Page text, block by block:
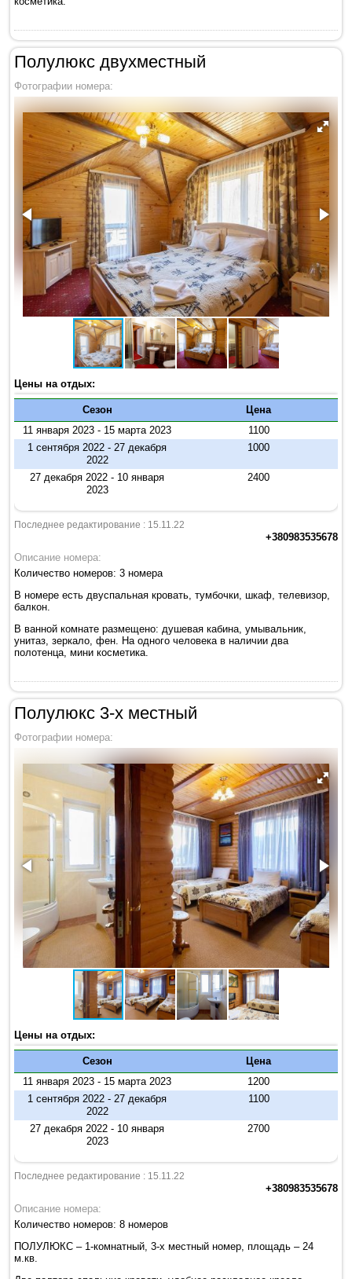
Полулюкс двухместный
Фотографии номера:
Цены на отдых:
Сезон
Цена
11 января 2023 - 15 марта 2023
1100
1 сентября 2022 - 27 декабря
2022
1000
27 декабря 2022 - 10 января
2023
2400
Последнее редактирование : 15.11.22
+380983535678
Описание номера:
Количество номеров: 3 номера
В номере есть двуспальная кровать, тумбочки, шкаф, телевизор,
балкон.
В ванной комнате размещено: душевая кабина, умывальник,
унитаз, зеркало, фен. На одного человека в наличии два
полотенца, мини косметика.
Полулюкс 3-х местный
Фотографии номера:
Цены на отдых:
Сезон
Цена
11 января 2023 - 15 марта 2023
1200
1 сентября 2022 - 27 декабря
2022
1100
27 декабря 2022 - 10 января
2023
2700
Последнее редактирование : 15.11.22
+380983535678
Описание номера:
Количество номеров: 8 номеров
ПОЛУЛЮКС – 1-комнатный, 3-х местный номер, площадь – 24
м.кв.